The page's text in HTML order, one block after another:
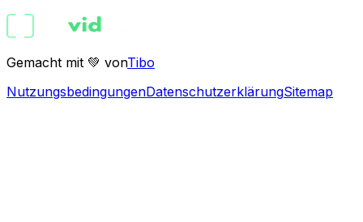
Gemacht mit 💚 vonTibo
NutzungsbedingungenDatenschutzerklärungSitemap